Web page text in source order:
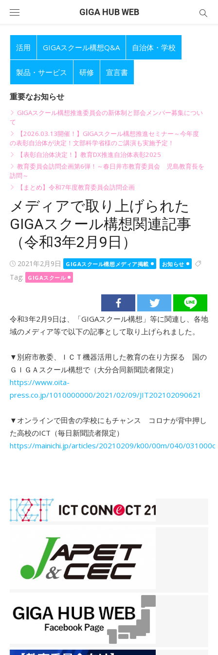
GIGA HUB WEB
活用 GIGAスクール構想Q&A 自治体・学校
製品・サービス 研修 宣言書
重要なお知らせ
GIGAスクール構想推進委員会の新体制と部会メンバー募集につい
て
【2026.03.13開催！】GIGAスクール構想推進セミナー～今年度
の表彰自治体が決定！文部科学省様のご講演も実施予定！
【表彰自治体決定！】教育DX推進自治体表彰2025
教育委員会訪問企画第6弾！～春日井市教育委員会 児島教育長を
訪問～
【まとめ】令和7年度教育委員会訪問企画
メディアで取り上げられた
GIGAスクール構想関連記事
（令和3年2月9日）
Posted
on
2021年2月9日 GIGAスクール構想メディア掲載 お知らせ
Tag: GIGAスクール
令和3年2月9日は、「GIGAスクール構想」等に関連し、各地
域のメディア等で以下の記事として取り上げられました。
▼別府市教委、ＩＣＴ機器活用した教育の在り方探る 国の
ＧＩＧＡスクール構想で（大分合同新聞読者限定）
https://www.oita-
press.co.jp/1010000000/2021/02/09/JIT202102090621
▼オンラインで田舎の学校にもチャンス コロナが背中押し
た高校のICT（毎日新聞読者限定）
https://mainichi.jp/articles/20210209/k00/00m/040/031000c